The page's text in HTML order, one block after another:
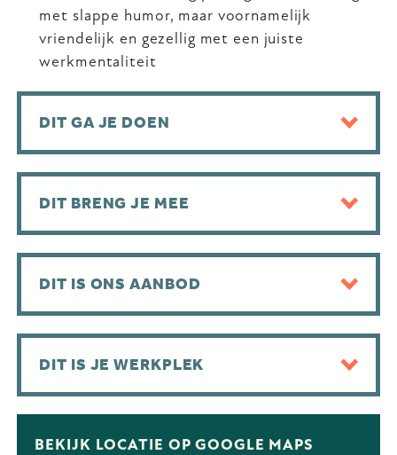
met slappe humor, maar voornamelijk
vriendelijk en gezellig met een juiste
werkmentaliteit
DIT GA JE DOEN
DIT BRENG JE MEE
DIT IS ONS AANBOD
DIT IS JE WERKPLEK
BEKIJK LOCATIE OP GOOGLE MAPS